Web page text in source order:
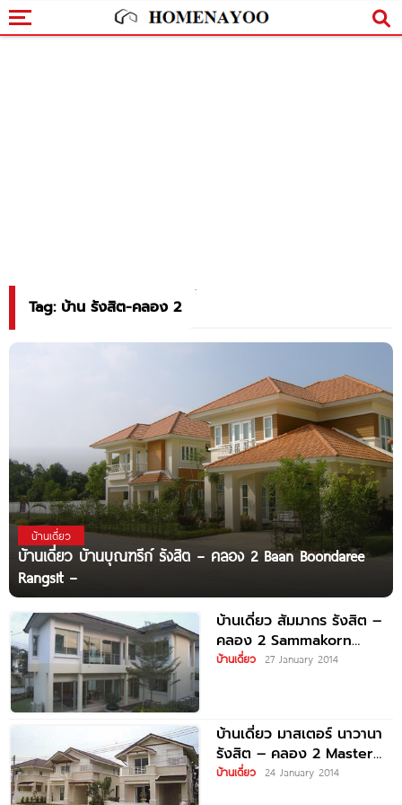
Tag: บ้าน รังสิต-คลอง 2
บ้านเดี่ยว
บ้านเดี่ยว บ้านบุณฑรีก์ รังสิต – คลอง 2 Baan Boondaree
Rangsit –
บ้านเดี่ยว สัมมากร รังสิต –
คลอง 2 Sammakorn
Rangsit – Klong
บ้านเดี่ยว 27 January 2014
บ้านเดี่ยว มาสเตอร์ นาวานา
รังสิต – คลอง 2 Master
Navana
บ้านเดี่ยว 24 January 2014